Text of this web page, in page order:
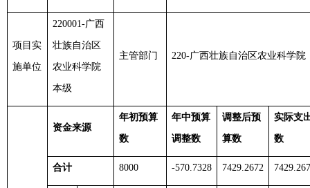
项目实
施单位
220001-广西
壮族自治区
农业科学院
本级
主管部门 220-广西壮族自治区农业科学院
资金来源
年初预算
数
年中预算
调整数
调整后预
算数
实际支
数
合计 8000 -570.7328 7429.2672